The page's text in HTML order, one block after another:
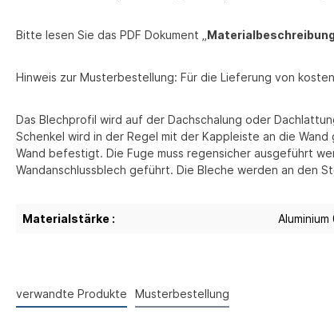
Bitte lesen Sie das PDF Dokument „
Hinweis zur Musterbestellung: Für die Lieferung von
Das Blechprofil wird auf der Dachschalung oder
Schenkel wird in der Regel mit der Kappleiste an die
Wand befestigt. Die Fuge muss regensicher ausgeführt
Wandanschlussblech geführt. Die Bleche werden an den
Materialstärke : Aluminium
verwandte Produkte Musterbestellung